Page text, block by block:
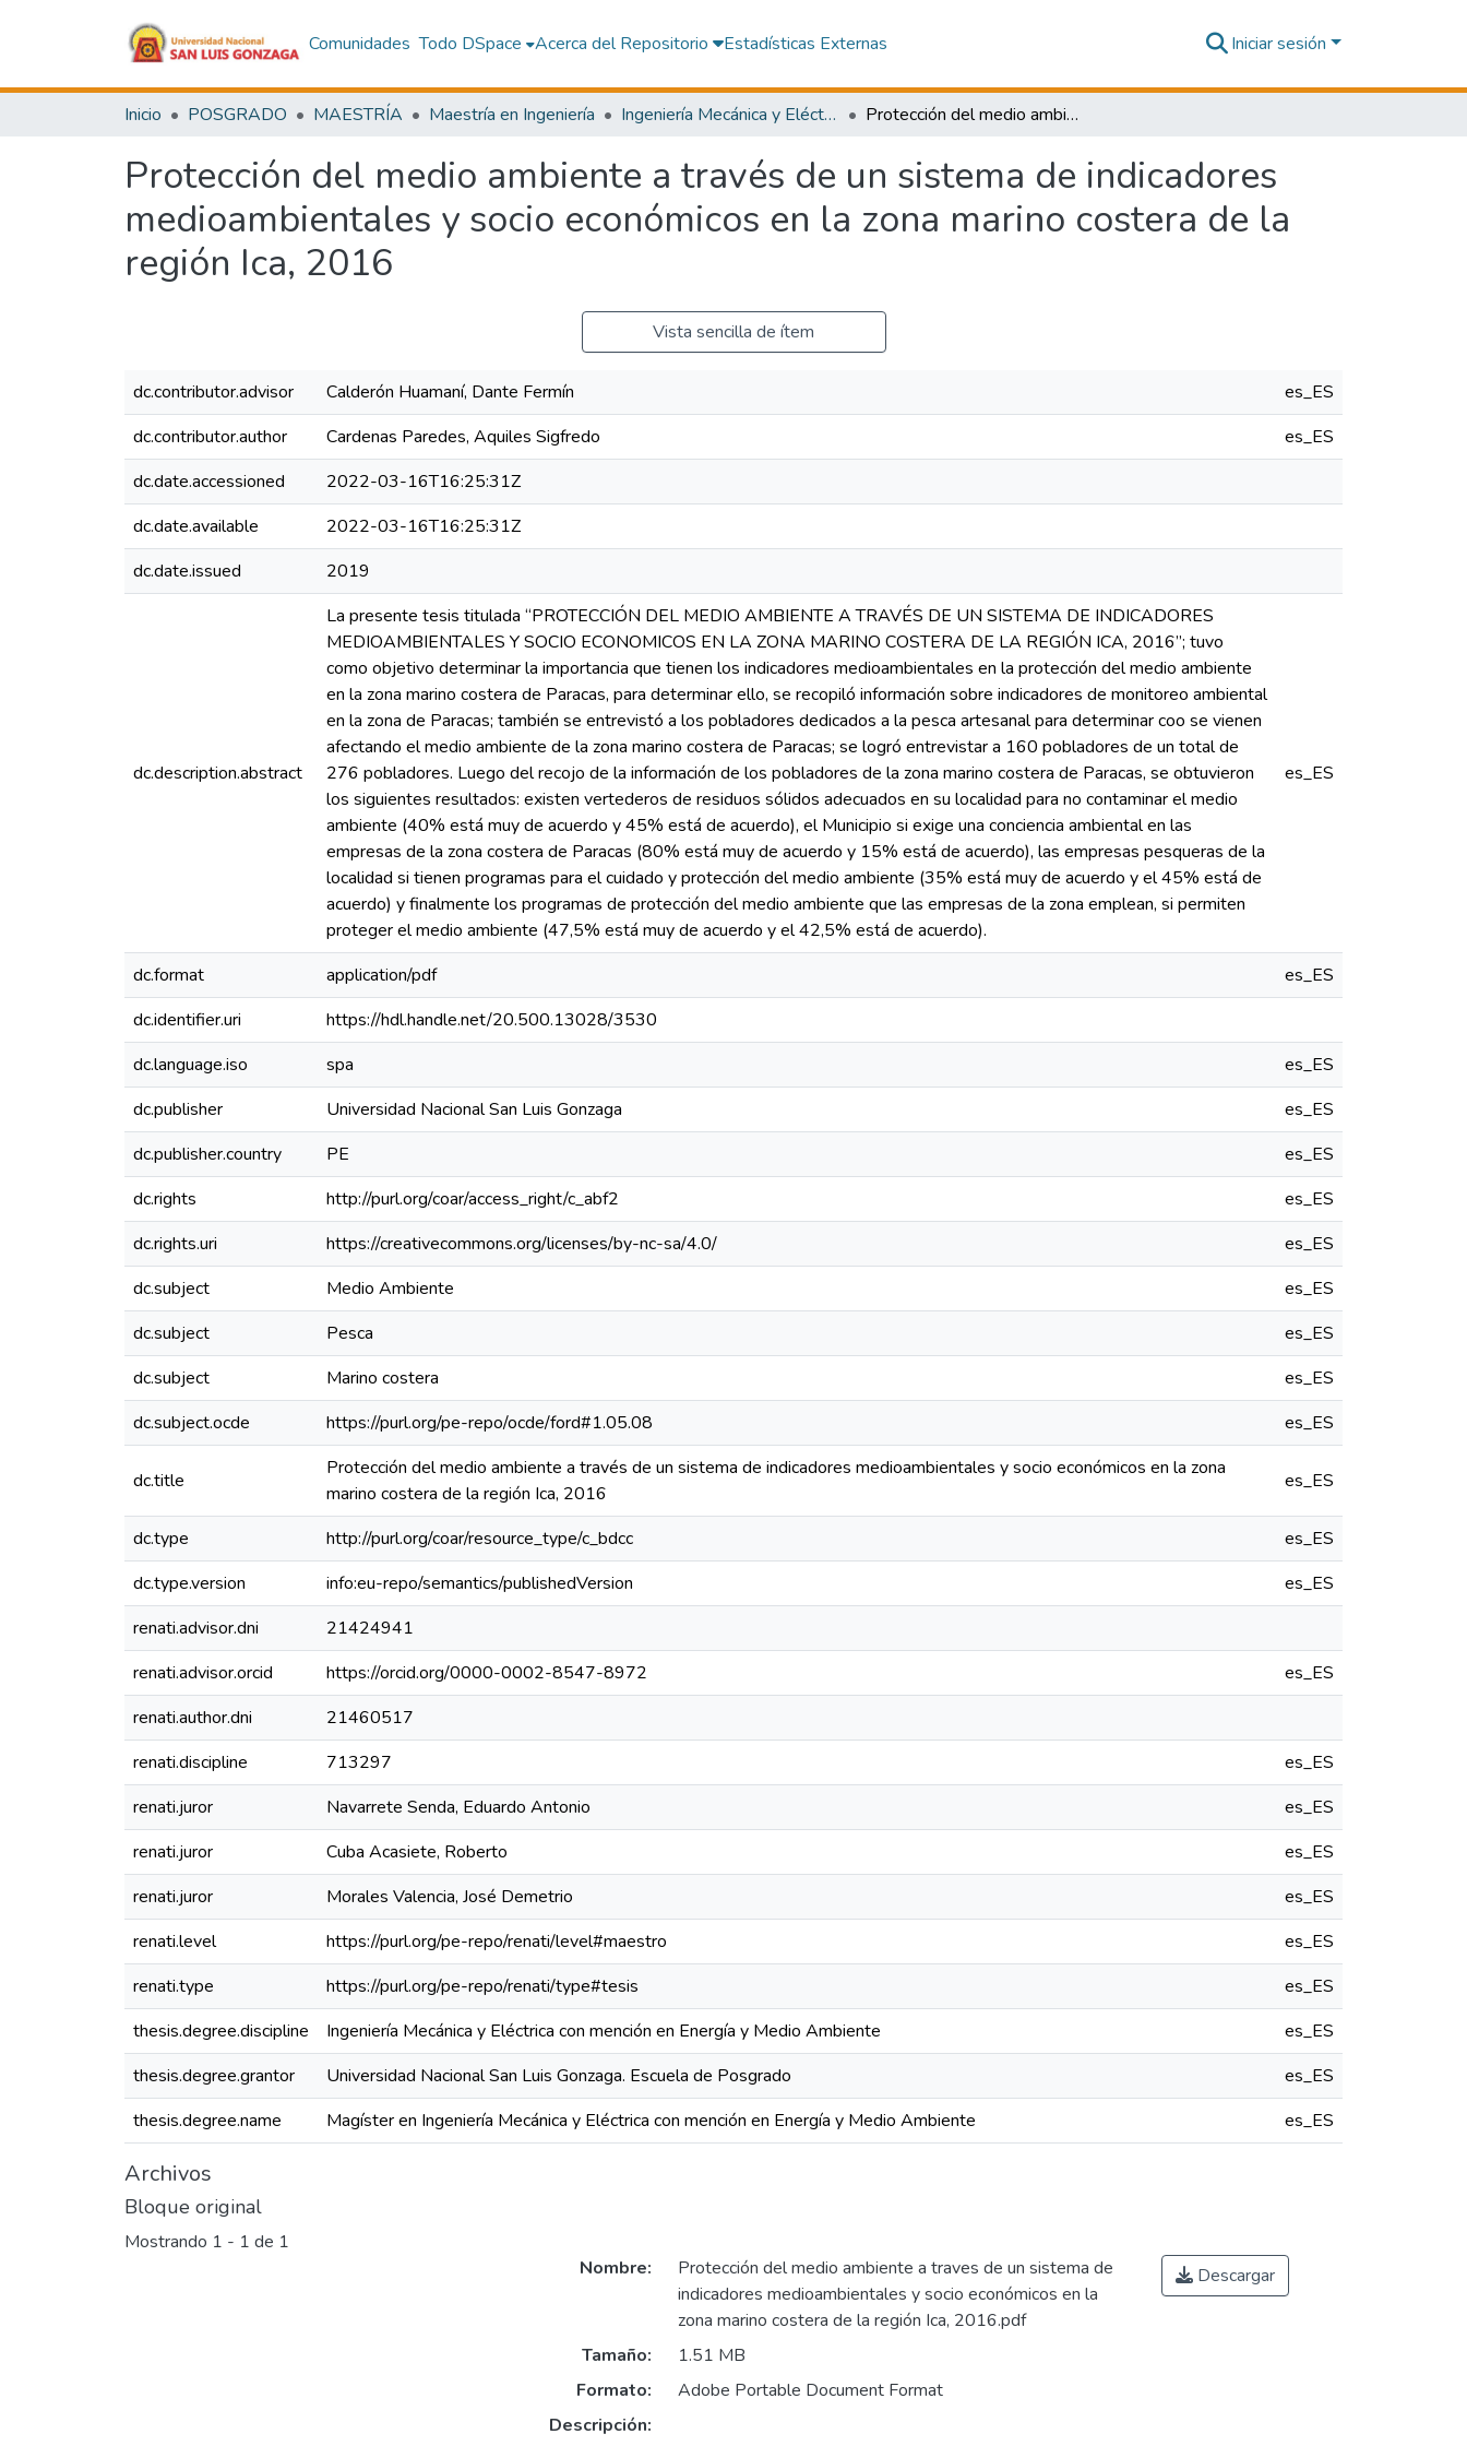
Comunidades Todo DSpace Acerca del Repositorio Estadísticas Externas Iniciar sesión
Inicio POSGRADO MAESTRÍA Maestría en Ingeniería Ingeniería Mecánica y Eléctrica con mención en Energía y Medio Ambiente Protección del medio ambiente a través de un sistema de indicadores medioambientales y socio económicos en la zona marino costera de la región Ica, 2016
Protección del medio ambiente a través de un sistema de indicadores
medioambientales y socio económicos en la zona marino costera de la
región Ica, 2016
Vista sencilla de ítem
dc.contributor.advisor Calderón Huamaní, Dante Fermín
es_ES
dc.contributor.author
Cardenas Paredes, Aquiles Sigfredo
es_ES
dc.date.accessioned
2022-03-16T16:25:31Z
dc.date.available
2022-03-16T16:25:31Z
dc.date.issued
2019
dc.description.abstract
La presente tesis titulada “PROTECCIÓN DEL MEDIO AMBIENTE A TRAVÉS DE UN SISTEMA DE INDICADORES
MEDIOAMBIENTALES Y SOCIO ECONOMICOS EN LA ZONA MARINO COSTERA DE LA REGIÓN ICA, 2016”; tuvo
como objetivo determinar la importancia que tienen los indicadores medioambientales en la protección del medio ambiente
en la zona marino costera de Paracas, para determinar ello, se recopiló información sobre indicadores de monitoreo ambiental
en la zona de Paracas; también se entrevistó a los pobladores dedicados a la pesca artesanal para determinar coo se vienen
afectando el medio ambiente de la zona marino costera de Paracas; se logró entrevistar a 160 pobladores de un total de
276 pobladores. Luego del recojo de la información de los pobladores de la zona marino costera de Paracas, se obtuvieron
los siguientes resultados: existen vertederos de residuos sólidos adecuados en su localidad para no contaminar el medio
ambiente (40% está muy de acuerdo y 45% está de acuerdo), el Municipio si exige una conciencia ambiental en las
empresas de la zona costera de Paracas (80% está muy de acuerdo y 15% está de acuerdo), las empresas pesqueras de la
localidad si tienen programas para el cuidado y protección del medio ambiente (35% está muy de acuerdo y el 45% está de
acuerdo) y finalmente los programas de protección del medio ambiente que las empresas de la zona emplean, si permiten
proteger el medio ambiente (47,5% está muy de acuerdo y el 42,5% está de acuerdo).
es_ES
dc.format application/pdf
es_ES
dc.identifier.uri
https://hdl.handle.net/20.500.13028/3530
dc.language.iso
spa
es_ES
dc.publisher
Universidad Nacional San Luis Gonzaga
es_ES
dc.publisher.country
PE
es_ES
dc.rights
http://purl.org/coar/access_right/c_abf2
es_ES
dc.rights.uri
https://creativecommons.org/licenses/by-nc-sa/4.0/
es_ES
dc.subject
Medio Ambiente
es_ES
dc.subject
Pesca
es_ES
dc.subject
Marino costera
es_ES
dc.subject.ocde
https://purl.org/pe-repo/ocde/ford#1.05.08 es_ES
dc.title
Protección del medio ambiente a través de un sistema de indicadores medioambientales y socio económicos en la zona
marino costera de la región Ica, 2016
es_ES
dc.type http://purl.org/coar/resource_type/c_bdcc
es_ES
dc.type.version
info:eu-repo/semantics/publishedVersion
es_ES
renati.advisor.dni
21424941
renati.advisor.orcid
https://orcid.org/0000-0002-8547-8972
es_ES
renati.author.dni
21460517
renati.discipline
713297
es_ES
renati.juror
Navarrete Senda, Eduardo Antonio
es_ES
renati.juror
Cuba Acasiete, Roberto
es_ES
renati.juror
Morales Valencia, José Demetrio
es_ES
renati.level
https://purl.org/pe-repo/renati/level#maestro
es_ES
renati.type
https://purl.org/pe-repo/renati/type#tesis
es_ES
thesis.degree.discipline
Ingeniería Mecánica y Eléctrica con mención en Energía y Medio Ambiente
es_ES
thesis.degree.grantor
Universidad Nacional San Luis Gonzaga. Escuela de Posgrado
es_ES
thesis.degree.name
Magíster en Ingeniería Mecánica y Eléctrica con mención en Energía y Medio Ambiente es_ES
Archivos
Bloque original
Mostrando 1 - 1 de 1
Nombre:
Protección del medio ambiente a traves de un sistema de
indicadores medioambientales y socio económicos en la
zona marino costera de la región Ica, 2016.pdf
Tamaño:
1.51 MB
Formato:
Adobe Portable Document Format
Descripción:
Descargar